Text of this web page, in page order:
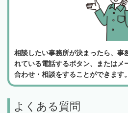
相談したい事務所が決まったら、事
れている電話するボタン、またはメ
合わせ・相談をすることができます。
よくある質問